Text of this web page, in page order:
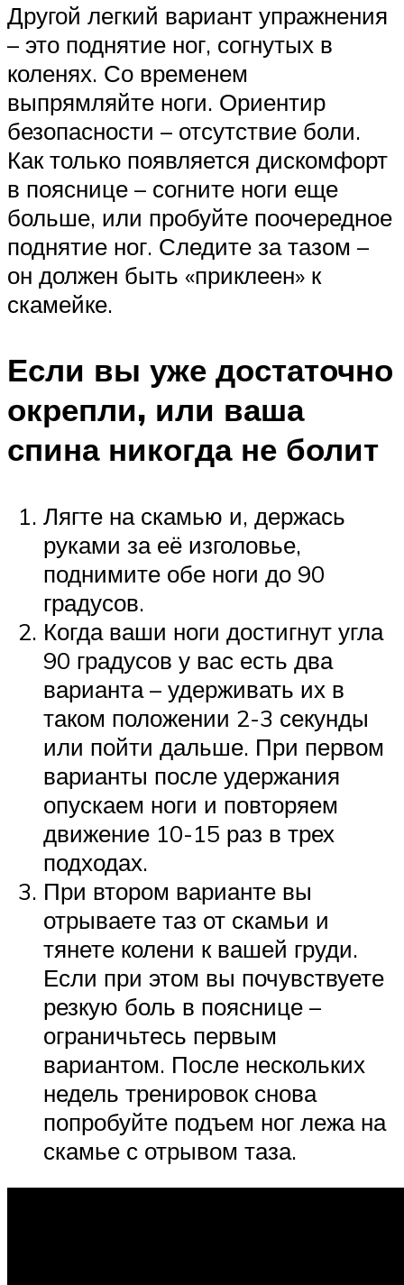
Другой легкий вариант упражнения
– это поднятие ног, согнутых в
коленях. Со временем
выпрямляйте ноги. Ориентир
безопасности – отсутствие боли.
Как только появляется дискомфорт
в пояснице – согните ноги еще
больше, или пробуйте поочередное
поднятие ног. Следите за тазом –
он должен быть «приклеен» к
скамейке.
Если вы уже достаточно
окрепли, или ваша
спина никогда не болит
Лягте на скамью и, держась
руками за её изголовье,
поднимите обе ноги до 90
градусов.
Когда ваши ноги достигнут угла
90 градусов у вас есть два
варианта – удерживать их в
таком положении 2-3 секунды
или пойти дальше. При первом
варианты после удержания
опускаем ноги и повторяем
движение 10-15 раз в трех
подходах.
При втором варианте вы
отрываете таз от скамьи и
тянете колени к вашей груди.
Если при этом вы почувствуете
резкую боль в пояснице –
ограничьтесь первым
вариантом. После нескольких
недель тренировок снова
попробуйте подъем ног лежа на
скамье с отрывом таза.